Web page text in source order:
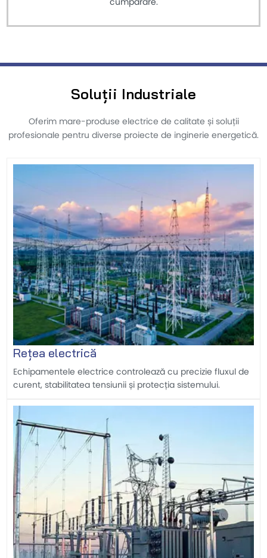
Soluții Industriale
Oferim mare-produse electrice de calitate și soluții
profesionale pentru diverse proiecte de inginerie energetică.
Rețea electrică
Echipamentele electrice controlează cu precizie fluxul de
curent, stabilitatea tensiunii și protecția sistemului.